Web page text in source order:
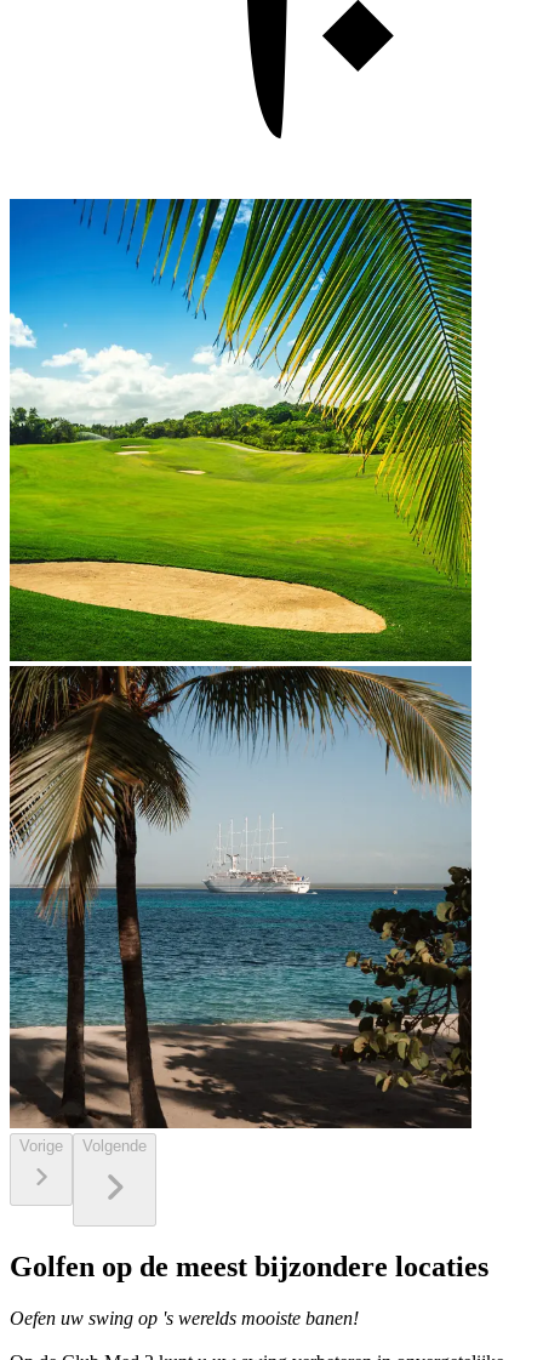
Vorige Volgende
Golfen op de meest bijzondere locaties
Oefen uw swing op 's werelds mooiste banen!